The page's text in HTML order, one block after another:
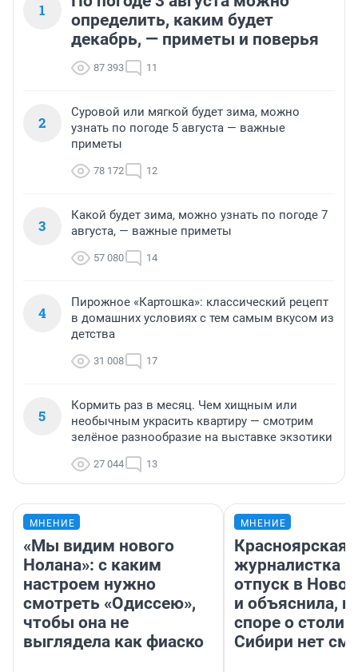
1
определить, каким будет
декабрь, — приметы и поверья
87 393 11
2
Суровой или мягкой будет зима, можно
узнать по погоде 5 августа — важные
приметы
78 172 12
3
Какой будет зима, можно узнать по погоде 7
августа, — важные приметы
57 080 14
4
Пирожное «Картошка»: классический рецепт
в домашних условиях с тем самым вкусом из
детства
31 008 17
5
Кормить раз в месяц. Чем хищным или
необычным украсить квартиру — смотрим
зелёное разнообразие на выставке экзотики
27 044 13
МНЕНИЕ
«Мы видим нового
Нолана»: с каким
настроем нужно
смотреть «Одиссею»,
чтобы она не
выглядела как фиаско
МНЕНИЕ
Красноярская
журналистка
отпуск в
и объяснила,
споре о
Сибири нет